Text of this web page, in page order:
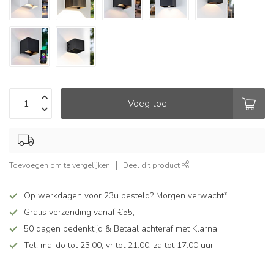
Voeg toe
Toevoegen om te vergelijken Deel dit product
Op werkdagen voor 23u besteld? Morgen verwacht*
Gratis verzending vanaf €55,-
50 dagen bedenktijd & Betaal achteraf met Klarna
Tel: ma-do tot 23.00, vr tot 21.00, za tot 17.00 uur